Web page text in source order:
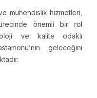
mühendislik hizmetleri,
önemli bir rol
ve kalite odaklı
geleceğini